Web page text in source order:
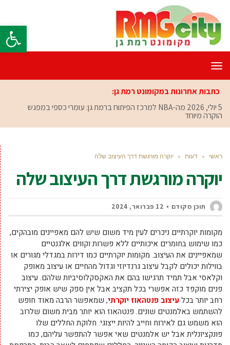
פתח
תפריט
כתבות אחרונות במקומונט רמת גן:
5 יולי, 2026
מה-NBA למרכז הפיתוח ברמת גן: עומרי כספי במפגש
הוקרה מיוחד
ראשי » דעות » יוקרה מורגשת דרך העיצוב שלה
יוקרה מורגשת דרך העיצוב שלה
תוכן מקודם 12 פברואר, 2024
מקומות יוקרתיים ניכרים לעין מיד משום שיש להם מאפיינים מובהקים,
כמו שימוש בחומרים איכותיים ללא פשרות וקווים אלגנטיים
שמאפיינים את העיצוב. מקומות יוקרתיים כמו דירות במגדלי מגורים או
בווילות יכולים לקבל עיצוב גרנדיוזי וגדול מהחיים או עיצוב מאופק
וקלאסי אבל תמיד תרגישו בהם את האקסקלוסיביות שלהם. עיצוב
פנים מוקפד כזה אפשרי בכל תקציב אבל אין ספק שיש אופק יצירתי
רחב יותר בכלעיצוב פנטהאוז יוקרתי, שמאפשר הרבה מאוד חופש
להשתמש באלמנטים שונים. פנטהאוז הוא יותר מבית משום שלרוב
הוא משמש גם לאירוח וחייב להיות ייצוגי. חלוקת החללים שלו
פונקציונלית אבל יש אלמנטים שאי אפשר להתפשר עליהם, כמו